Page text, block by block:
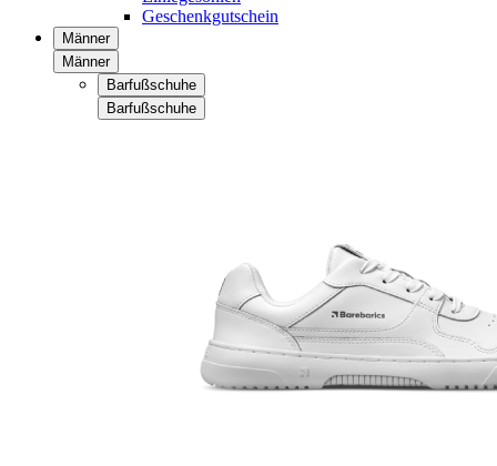
Geschenkgutschein
Männer
Männer
Barfußschuhe
Barfußschuhe